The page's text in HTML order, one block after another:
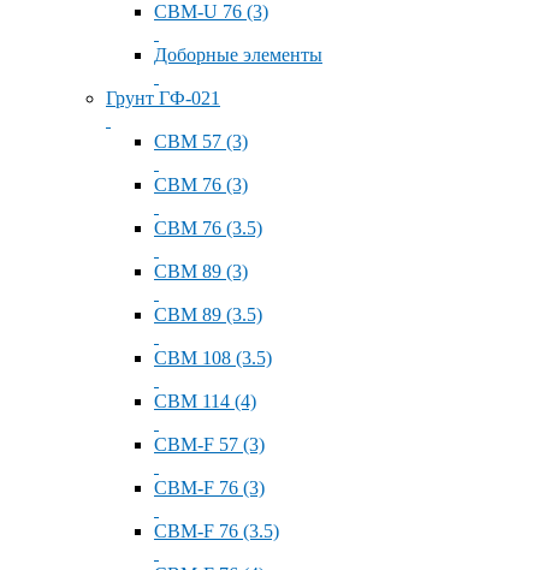
СВМ-U 76 (3)
Доборные элементы
Грунт ГФ-021
СВМ 57 (3)
СВМ 76 (3)
СВМ 76 (3.5)
СВМ 89 (3)
СВМ 89 (3.5)
СВМ 108 (3.5)
СВМ 114 (4)
СВМ-F 57 (3)
СВМ-F 76 (3)
СВМ-F 76 (3.5)